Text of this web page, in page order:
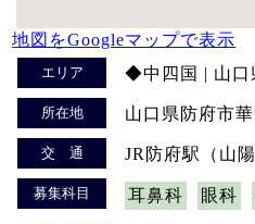
地図をGoogleマップで表示
エリア ◆中四国 | 山口
所在地 山口県防府市
交 通 JR防府駅（山
募集科目 耳鼻科 眼科